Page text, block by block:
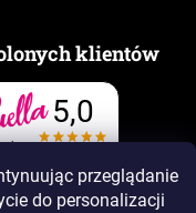
przeglądanie
do personalizacji
klientów
5,0